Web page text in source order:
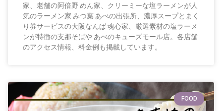
家、老舗の阿倍野 めん家、クリーミーな塩ラーメンが人
気のラーメン家 みつ葉 あべの出張所、濃厚スープとまく
り券サービスの大阪なんば 魂心家、厳選素材の塩ラーメ
ンが特徴の支那そばや あべのキューズモール店。各店舗
のアクセス情報、料金例も掲載しています。
FOOD